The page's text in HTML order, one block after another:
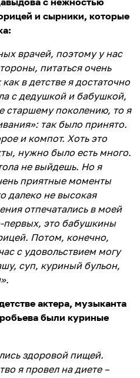
и сырники, которые
врачей, поэтому у нас
питаться очень
в детстве я достаточно
с дедушкой и бабушкой,
старшему поколению, то я
так было принято.
и компот. Хоть это
нужно было есть много.
не выйдешь. Но я
приятные моменты
далеко не высокая
отпечатались в моей
первых, это бабушкины
Потом, конечно,
с удовольствием могу
суп, куриный бульон,
актера, музыканта
были куриные
здоровой пищей.
я провел на диете –